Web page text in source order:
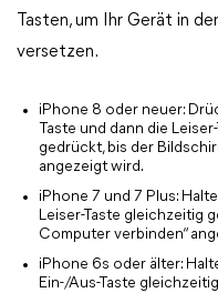
Tasten, um Ihr Gerät in
versetzen.
iPhone 8 oder neuer:
Taste und dann die
gedrückt, bis der
angezeigt wird.
iPhone 7 und 7 Plus:
Leiser-Taste gleichzeitig
Computer verbinden“
iPhone 6s oder älter:
Ein-/Aus-Taste